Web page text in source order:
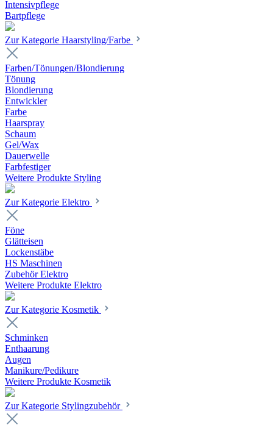
Intensivpflege
Bartpflege
Zur Kategorie Haarstyling/Farbe
Farben/Tönungen/Blondierung
Tönung
Blondierung
Entwickler
Farbe
Haarspray
Schaum
Gel/Wax
Dauerwelle
Farbfestiger
Weitere Produkte Styling
Zur Kategorie Elektro
Föne
Glätteisen
Lockenstäbe
HS Maschinen
Zubehör Elektro
Weitere Produkte Elektro
Zur Kategorie Kosmetik
Schminken
Enthaarung
Augen
Manikure/Pedikure
Weitere Produkte Kosmetik
Zur Kategorie Stylingzubehör